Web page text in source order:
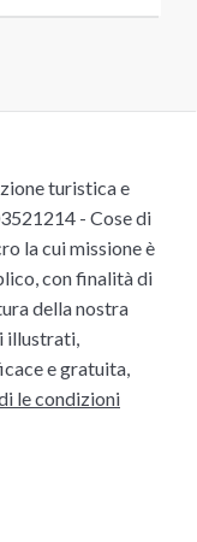
turistica e
- Cose di
la cui missione è
con finalità di
della nostra
illustrati,
e gratuita,
le condizioni